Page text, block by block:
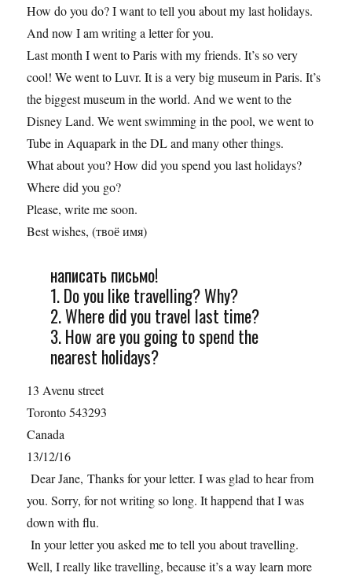
How do you do? I want to tell you about my last holidays.
And now I am writing a letter for you.
Last month I went to Paris with my friends. It’s so very
cool! We went to Luvr. It is a very big museum in Paris. It’s
the biggest museum in the world. And we went to the
Disney Land. We went swimming in the pool, we went to
Tube in Aquapark in the DL and many other things.
What about you? How did you spend you last holidays?
Where did you go?
Please, write me soon.
Best wishes, (твоё имя)
написать письмо!
1. Do you like travelling? Why?
2. Where did you travel last time?
3. How are you going to spend the
nearest holidays?
13 Avenu street
Toronto 543293
Canada
13/12/16
Dear Jane, Thanks for your letter. I was glad to hear from
you. Sorry, for not writing so long. It happend that I was
down with flu.
In your letter you asked me to tell you about travelling.
Well, I really like travelling, because it’s a way learn more